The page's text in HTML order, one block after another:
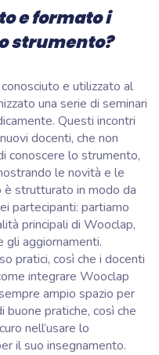
e formato i
strumento?
e utilizzato al
una serie di seminari
Questi incontri
docenti, che non
conoscere lo strumento,
le novità e le
è strutturato in modo da
partecipanti: partiamo
principali di Wooclap,
gli aggiornamenti.
pratici, così che i docenti
integrare Wooclap
ampio spazio per
buone pratiche, così che
nell’usare lo
il suo insegnamento.